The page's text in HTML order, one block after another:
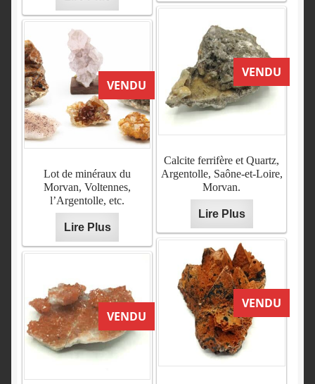
VENDU
Calcite ferrifère et Quartz,
Argentolle, Saône-et-Loire,
Morvan.
Lire Plus
VENDU
Lot de minéraux du
Morvan, Voltennes,
l’Argentolle, etc.
Lire Plus
VENDU
VENDU